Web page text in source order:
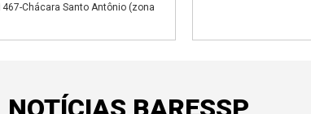
Chácara Santo Antônio (zona